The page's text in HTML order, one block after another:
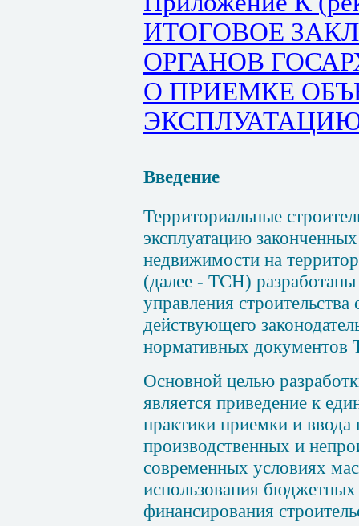
ИТОГОВОЕ
ОРГАНОВ
О ПРИЕМКЕ
Введение
Территориальные
эксплуатацию
недвижимости на
(далее - ТСН)
управления
действующего
нормативных документов
Основной целью
является приведение к
практики приемки и ввода
производственных и
современных условиях
использования
финансирования